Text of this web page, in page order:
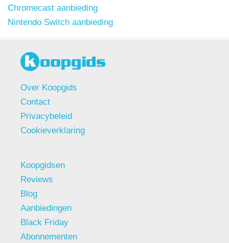
Chromecast aanbieding
Nintendo Switch aanbieding
Over Koopgids
Contact
Privacybeleid
Cookieverklaring
Koopgidsen
Reviews
Blog
Aanbiedingen
Black Friday
Abonnementen